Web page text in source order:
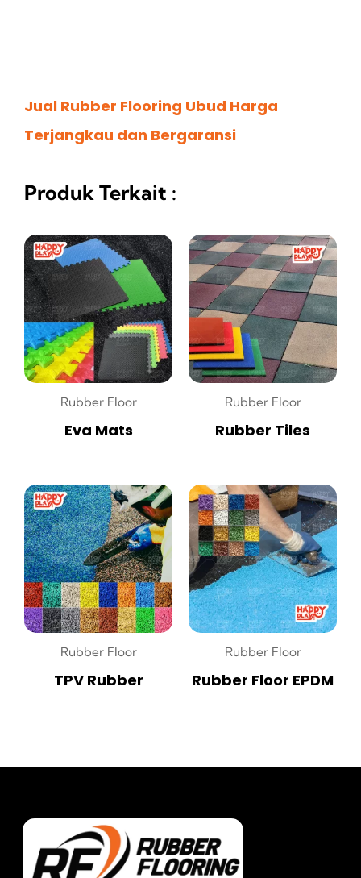
Jual Rubber Flooring Ubud Harga
Terjangkau dan Bergaransi
Produk Terkait :
Rubber Floor
Eva Mats
Rubber Floor
Rubber Tiles
Rubber Floor
TPV Rubber
Rubber Floor
Rubber Floor EPDM